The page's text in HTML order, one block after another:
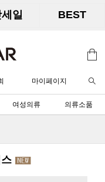
일 BEST
마이페이지
여성의류 의류소품